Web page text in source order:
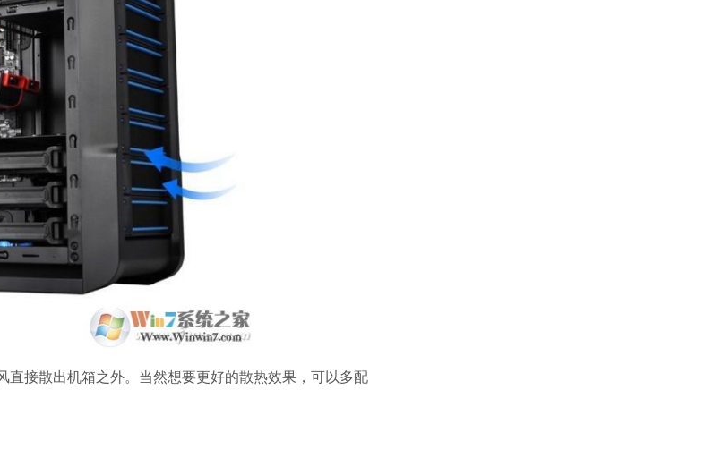
接散出机箱之外。当然想要更好的散热效果，可以多配